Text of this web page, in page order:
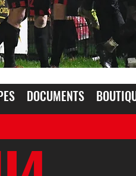
DOCUMENTS